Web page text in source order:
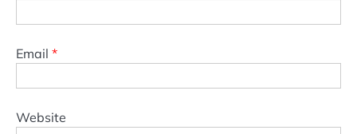
Email *
Website